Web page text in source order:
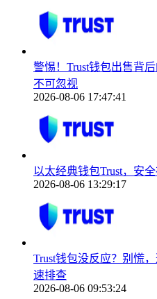
警惕！Trust钱包出售背
不可忽视
2026-08-06 17:47:41
以太经典钱包Trust，安
2026-08-06 13:29:17
Trust钱包没反应？别慌
速排查
2026-08-06 09:53:24